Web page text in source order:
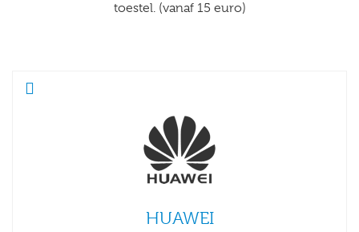
toestel. (vanaf 15 euro)
HUAWEI